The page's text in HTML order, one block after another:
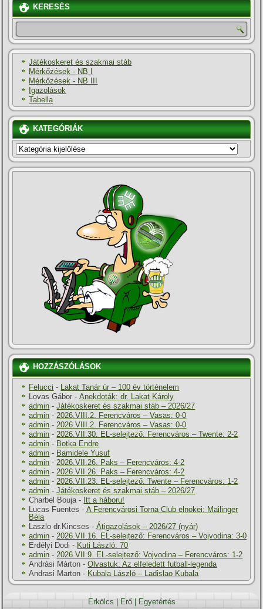
KERESÉS
Játékoskeret és szakmai stáb
Mérkőzések - NB I
Mérkőzések - NB III
Igazolások
Tabella
KATEGÓRIÁK
KATEGÓRIÁK
HOZZÁSZÓLÁSOK
Felucci - Lakat Tanár úr – 100 év történelem
Lovas Gábor -Anekdoták: dr. Lakat Károly
admin -Játékoskeret és szakmai stáb – 2026/27
admin -2026.VIII.2. Ferencváros – Vasas: 0-0
admin -2026.VIII.2. Ferencváros – Vasas: 0-0
admin -2026.VII.30. EL-selejtező: Ferencváros – Twente: 2-2
admin - Botka Endre
admin - Bamidele Yusuf
admin -2026.VII.26. Paks – Ferencváros: 4-2
admin -2026.VII.26. Paks – Ferencváros: 4-2
admin -2026.VII.23. EL-selejtező: Twente – Ferencváros: 1-2
admin -Játékoskeret és szakmai stáb – 2026/27
Charbel Bouja- Itt a háboru!
Lucas Fuentes -A Ferencvárosi Torna Club elnökei: Mailinger
Béla
Laszlo dr.Kincses -Átigazolások – 2026/27 (nyár)
admin -2026.VII.16. EL-selejtező: Ferencváros – Vojvodina: 3-0
Erdélyi Dodi - Kuti László: 70
admin -2026.VII.9. EL-selejtező: Vojvodina – Ferencváros: 1-2
Andrási Márton -Olvastuk: Az elfeledett futball-legenda
Andrasi Marton - Kubala László – Ladislao Kubala
Erkölcs Erő| Egyetértés